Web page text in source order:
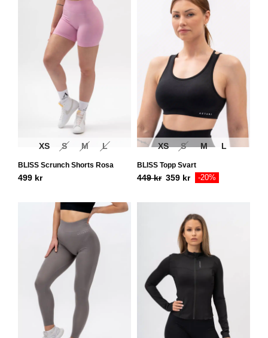
XS S M L
BLISS Scrunch Shorts Rosa
499 kr
XS S M L
BLISS Topp Svart
449kr 359 kr -20%